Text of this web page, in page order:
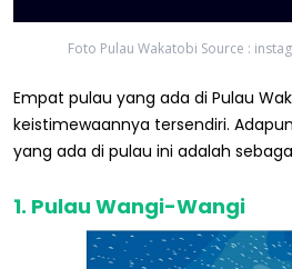
Foto Pulau Wakatobi Source :
Empat pulau yang ada di Pulau
keistimewaannya tersendiri.
yang ada di pulau ini adalah
1. Pulau Wangi-Wangi